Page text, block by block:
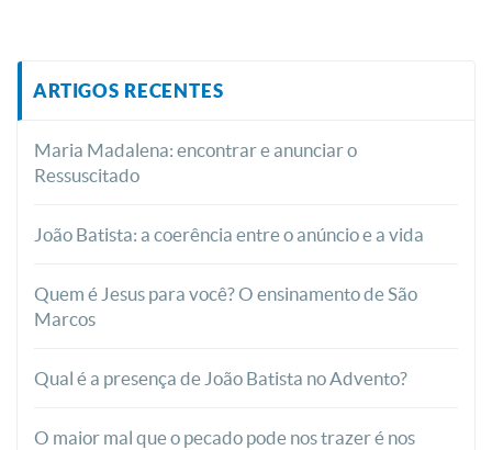
ARTIGOS RECENTES
Maria Madalena: encontrar e anunciar o
Ressuscitado
João Batista: a coerência entre o anúncio e a vida
Quem é Jesus para você? O ensinamento de São
Marcos
Qual é a presença de João Batista no Advento?
O maior mal que o pecado pode nos trazer é nos